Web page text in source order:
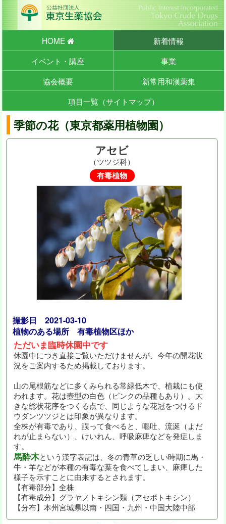
HOME
新着情報
イベント・講座
事業
協会概要
新常用和漢薬集
項目一覧（サイトマップ）
季節の花（東京都薬用植物園）
アセビ
（ツツジ科）
有毒植物
撮影日 2021-03-10
植物のある場所 有毒植物区ほか
ただいま臨時休園中です
休園中につき直接ご覧いただけませんが、今年の開花状
況をご案内するため掲載しております。
山の尾根筋などに多くみられる常緑低木で、植栽にも使
われます。花は壺型の白色（ピンクの品種もあり）。大
きな総状花序をつくる点で、同じような花冠をつけるド
ウダンツツジとは印象が異なります。
全株が有毒であり、誤って食べると、嘔吐、流涎（よだ
れが止まらない）、けいれん、呼吸麻痺などを発症しま
す。
馬酔木という漢字表記は、冬の青草の乏しい時期に馬・
牛・羊などが本種の有毒な葉を食べてしまい、麻痺した
様子を示すことに由来するとされます。
【有毒部分】全株
【有毒成分】グラヤノトキシン類（アセボトキシン）
【分布】本州宮城県以南・四国・九州・中国大陸中部